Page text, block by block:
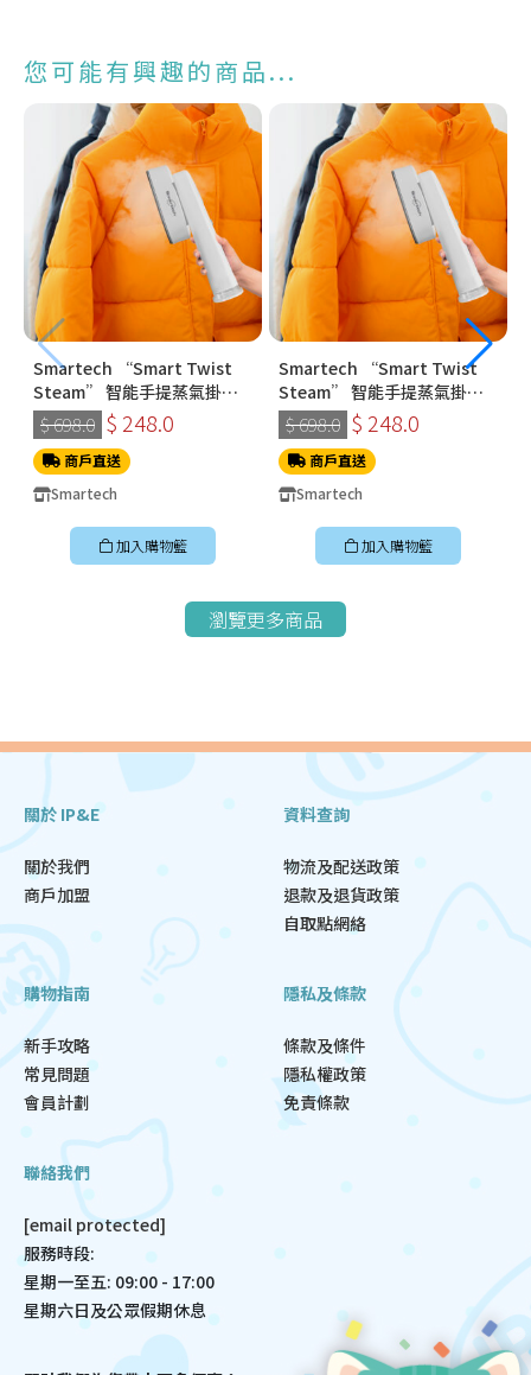
您可能有興趣的商品...
Smartech “Smart Twist
Steam” 智能手提蒸氣掛燙
機 (SS-8108)
$ 698.0 $ 248.0
商戶直送
Smartech
加入購物籃
Smartech “Smart Twist
Steam” 智能手提蒸氣掛燙
機 (SS-8108)
$ 698.0 $ 248.0
商戶直送
Smartech
加入購物籃
瀏覽更多商品
關於 IP&E
關於我們
商戶加盟
資料查詢
物流及配送政策
退款及退貨政策
自取點網絡
購物指南
新手攻略
常見問題
會員計劃
隱私及條款
條款及條件
隱私權政策
免責條款
聯絡我們
[email protected]
服務時段:
星期一至五: 09:00 - 17:00
星期六日及公眾假期休息